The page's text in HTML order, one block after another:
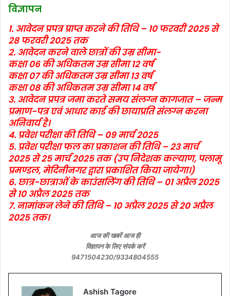
विज्ञापन
1. आवेदन प्रपत्र प्राप्त करने की तिथि – 10 फरवरी 2025 से
28 फरवरी 2025 तक
2. आवेदन करने वाले छात्रों की उम्र सीमा-
कक्षा 06 की अधिकतम उम्र सीमा 12 वर्ष
कक्षा 07 की अधिकतम उम्र सीमा 13 वर्ष
कक्षा 08 की अधिकतम उम्र सीमा 14 वर्ष
3. आवेदन प्रपत्र जमा करते समय संलग्न कागजात – जन्म
प्रमाण-पत्र एवं आधार कार्ड की छायाप्रति संलग्न करना
अनिवार्य है।
4. प्रवेश परीक्षा की तिथि – 09 मार्च 2025
5. प्रवेश परीक्षा फल का प्रकाशन की तिथि – 23 मार्च
2025 से 25 मार्च 2025 तक (उप निदेशक कल्याण, पलामू
प्रमण्डल, मेदिनीनगर द्वारा प्रकाशित किया जायेगा।)
6. छात्र-छात्राओं के काउंसलिंग की तिथि – 01 अप्रैल 2025
से 10 अप्रैल 2025 तक
7. नामांकन लेने की तिथि – 10 अप्रैल 2025 से 20 अप्रैल
2025 तक।
आज की खबरें आज ही
विज्ञापन के लिए संपर्क करें
9471504230/9334804555
Ashish Tagore